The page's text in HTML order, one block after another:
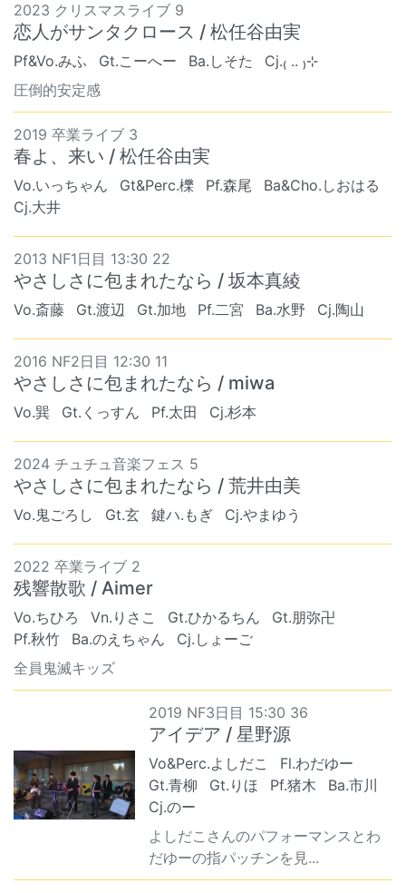
2023 クリスマスライブ 9
恋人がサンタクロース / 松任谷由実
Pf&Vo.みふ Gt.こーへー Ba.しそた
Cj.₍ .. ₎⊹
圧倒的安定感
2019 卒業ライブ 3
春よ、来い / 松任谷由実
Vo.いっちゃん Gt&Perc.櫟 Pf.森尾
Ba&Cho.しおはる
Cj.大井
2013 NF1日目 13:30 22
やさしさに包まれたなら / 坂本真綾
Vo.斎藤 Gt.渡辺 Gt.加地 Pf.二宮 Ba.水野 Cj.陶山
2016 NF2日目 12:30 11
やさしさに包まれたなら / miwa
Vo.巽 Gt.くっすん Pf.太田 Cj.杉本
2024 チュチュ音楽フェス 5
やさしさに包まれたなら / 荒井由美
Vo.鬼ごろし Gt.玄 鍵ハ.もぎ Cj.やまゆう
2022 卒業ライブ 2
残響散歌 / Aimer
Vo.ちひろ Vn.りさこ Gt.ひかるちん
Gt.朋弥卍
Pf.秋竹
Ba.のえちゃん
Cj.しょーご
全員鬼滅キッズ
2019 NF3日目 15:30 36
アイデア / 星野源
Vo&Perc.よしだこ
Fl.わだゆー
Gt.青柳
Gt.りほ Pf.猪木
Ba.市川
Cj.のー
よしだこさんのパフォーマンスとわ
だゆーの指パッチンを見...